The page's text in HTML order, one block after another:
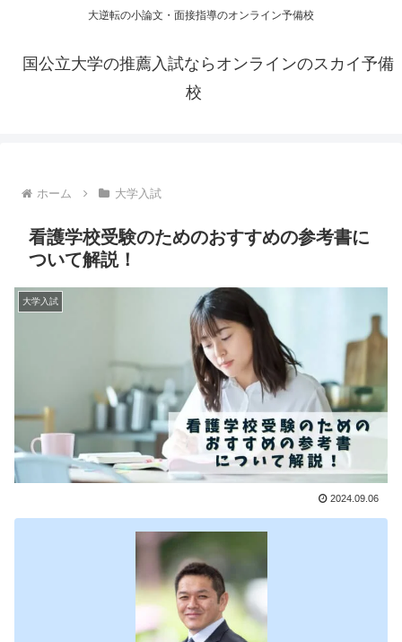
大逆転の小論文・面接指導のオンライン予備校
国公立大学の推薦入試ならオンラインのスカイ予備
校
ホーム 大学入試
看護学校受験のためのおすすめの参考書に
ついて解説！
大学入試
2024.09.06